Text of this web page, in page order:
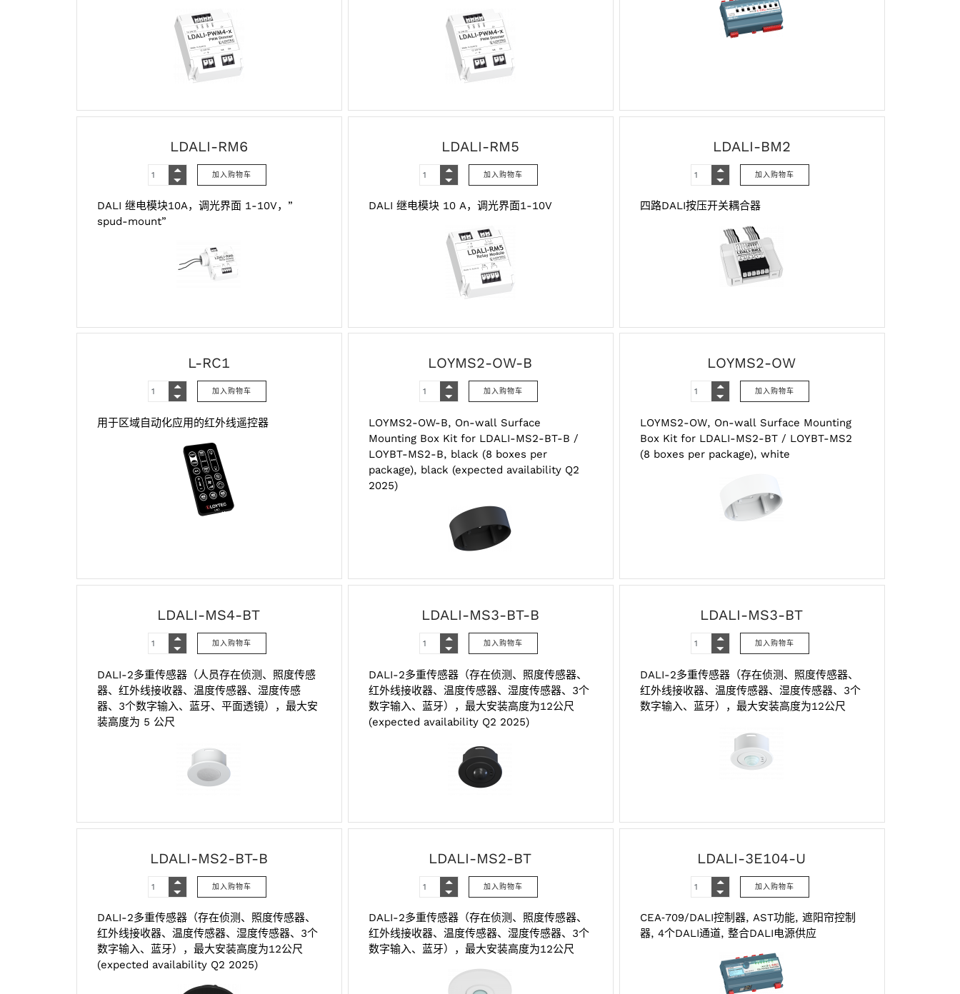
LDALI-RM6
DALI 继电模块10A，调光界面 1-10V，”
spud-mount”
LDALI-RM5
DALI 继电模块 10 A，调光界面1-10V
LDALI-BM2
四路DALI按压开关耦合器
L-RC1
用于区域自动化应用的红外线遥控器
LOYMS2-OW-B
LOYMS2-OW-B, On-wall Surface
Mounting Box Kit for LDALI-MS2-BT-B /
LOYBT-MS2-B, black (8 boxes per
package), black (expected availability Q2
2025)
LOYMS2-OW
LOYMS2-OW, On-wall Surface Mounting
Box Kit for LDALI-MS2-BT / LOYBT-MS2
(8 boxes per package), white
LDALI-MS4-BT
DALI-2多重传感器（人员存在侦测、照度传感
器、红外线接收器、温度传感器、湿度传感
器、3个数字输入、蓝牙、平面透镜），最大安
装高度为 5 公尺
LDALI-MS3-BT-B
DALI-2多重传感器（存在侦测、照度传感器、
红外线接收器、温度传感器、湿度传感器、3个
数字输入、蓝牙），最大安装高度为12公尺
(expected availability Q2 2025)
LDALI-MS3-BT
DALI-2多重传感器（存在侦测、照度传感器、
红外线接收器、温度传感器、湿度传感器、3个
数字输入、蓝牙），最大安装高度为12公尺
LDALI-MS2-BT-B
DALI-2多重传感器（存在侦测、照度传感器、
红外线接收器、温度传感器、湿度传感器、3个
数字输入、蓝牙），最大安装高度为12公尺
(expected availability Q2 2025)
LDALI-MS2-BT
DALI-2多重传感器（存在侦测、照度传感器、
红外线接收器、温度传感器、湿度传感器、3个
数字输入、蓝牙），最大安装高度为12公尺
LDALI-3E104-U
CEA‑709/DALI控制器, AST功能, 遮阳帘控制
器, 4个DALI通道, 整合DALI电源供应